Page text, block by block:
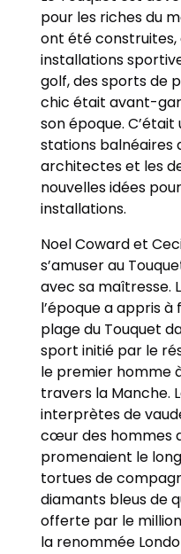
pour les riches du
ont été construites,
installations
golf, des sports de
chic était avant-
son époque.
stations balnéaires
architectes et les
nouvelles idées
installations.
Noel Coward et
s’amuser au
avec sa maîtresse.
l’époque a appris
plage du Touquet
sport initié par le
le premier homme
travers la Manche.
interprètes de
cœur des hommes
promenaient le
tortues de
diamants bleus de
offerte par le
la renommée